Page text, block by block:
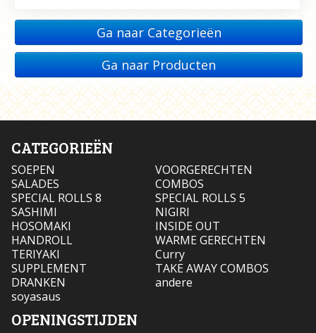
Ga naar Categorieën
Ga naar Producten
CATEGORIEËN
SOEPEN
VOORGERECHTEN
SALADES
COMBOS
SPECIAL ROLLS 8
SPECIAL ROLLS 5
SASHIMI
NIGIRI
HOSOMAKI
INSIDE OUT
HANDROLL
WARME GERECHTEN
TERIYAKI
Curry
SUPPLEMENT
TAKE AWAY COMBOS
DRANKEN
andere
soyasaus
OPENINGSTIJDEN